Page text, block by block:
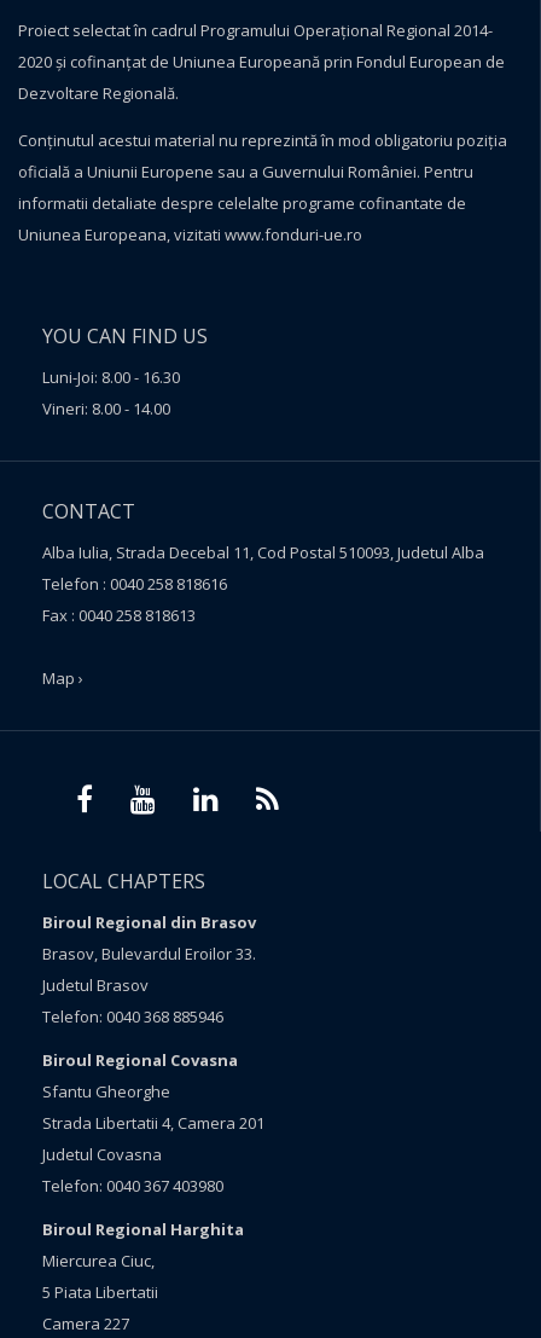
Proiect selectat în cadrul Programului Operațional Regional 2014-
2020 și cofinanțat de Uniunea Europeană prin Fondul European de
Dezvoltare Regională.
Conţinutul acestui material nu reprezintă în mod obligatoriu poziţia
oficială a Uniunii Europene sau a Guvernului României. Pentru
informatii detaliate despre celelalte programe cofinantate de
Uniunea Europeana, vizitati www.fonduri-ue.ro
YOU CAN FIND US
Luni-Joi: 8.00 - 16.30
Vineri: 8.00 - 14.00
CONTACT
Alba Iulia, Strada Decebal 11, Cod Postal 510093, Judetul Alba
Telefon : 0040 258 818616
Fax : 0040 258 818613
Map ›
LOCAL CHAPTERS
Biroul Regional din Brasov
Brasov, Bulevardul Eroilor 33.
Judetul Brasov
Telefon: 0040 368 885946
Biroul Regional Covasna
Sfantu Gheorghe
Strada Libertatii 4, Camera 201
Judetul Covasna
Telefon: 0040 367 403980
Biroul Regional Harghita
Miercurea Ciuc,
5 Piata Libertatii
Camera 227